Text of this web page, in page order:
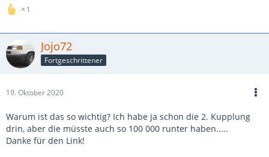
1
Jojo72
Fortgeschrittener
19. Oktober 2020
Warum ist das so wichtig? Ich habe ja schon die 2. Kupplung
drin, aber die müsste auch so 100 000 runter haben.....
Danke für den Link!